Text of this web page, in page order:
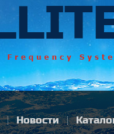
Новости